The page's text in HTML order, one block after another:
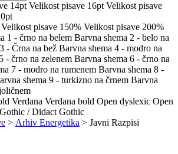
14pt Velikost pisave 16pt Velikost pisave
Velikost pisave 150% Velikost pisave 200%
1 - črno na belem Barvna shema 2 - belo na
- Črna na bež Barvna shema 4 - modro na
- črno na zelenem Barvna shema 6 - črno na
7 - modro na rumenem Barvna shema 8 -
shema 9 - turkizno na črnem Barvna
Verdana Verdana bold Open dyslexic Open
/ Didact Gothic
> Arhiv Energetika > Javni Razpisi